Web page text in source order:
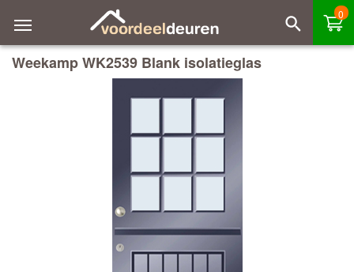
0
Weekamp WK2539 Blank isolatieglas